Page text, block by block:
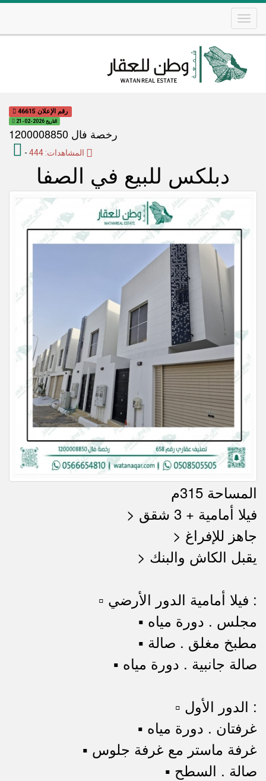
Skip
رقم الإعلان 46615
التاريخ 2026-02-21
رخصة فال 1200008850
-
دبلكس للبيع في الصفا
المساحة 315م
> فيلا أمامية + 3 شقق
> جاهز للإفراغ
> يقبل الكاش والبنك
▫️ فيلا أمامية الدور الأرضي :
▪️ مجلس . دورة مياه
▪️ مطبخ مغلق . صالة
▪️ صالة جانبية . دورة مياه
▫️ الدور الأول :
▪️ غرفتان . دورة مياه
▪️ غرفة ماستر مع غرفة جلوس
▪️ صالة . السطح